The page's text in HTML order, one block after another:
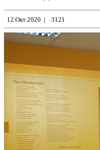
12 Окт 2020 | 3121